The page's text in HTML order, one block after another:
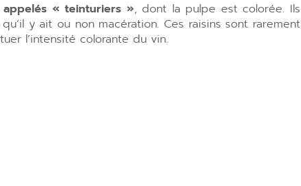
« teinturiers », dont la pulpe est colorée. Ils
y ait ou non macération. Ces raisins sont rarement
l’intensité colorante du vin.